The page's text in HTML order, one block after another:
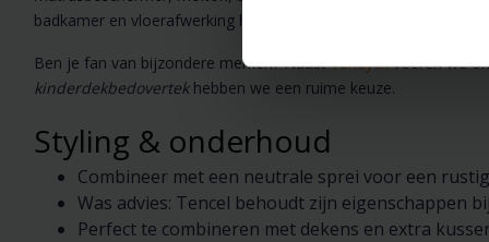
badkamer en vloerafwerking hebben we een ruim
Ben je fan van bijzondere merken? NaastVandyckvoeren we
kinderdekbedovertekhebben we een ruime keuze.
Styling & onderhoud
Combineer met een neutrale sprei voor een
Was advies: Tencel behoudt zijn eigenschappen
Perfect te combineren met dekens en extra